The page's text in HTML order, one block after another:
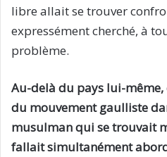
libre allait se trouver
expressément cherché, à
problème.
Au-delà du pays lui-même,
du mouvement gaulliste
musulman qui se trouvait
fallait simultanément